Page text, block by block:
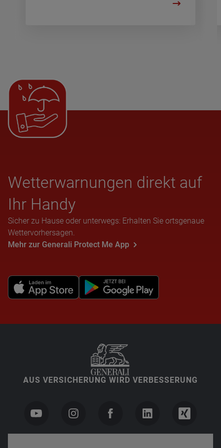
Wet­ter­war­nun­gen direkt auf
Ihr Handy
Sicher zu Hause oder unterwegs: Erhalten Sie ortsgenaue
Wettervorhersagen.
Mehr zur Generali Protect Me App
AUS VERSICHERUNG WIRD VERBESSERUNG